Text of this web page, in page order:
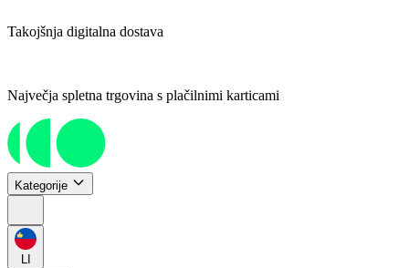
Takojšnja digitalna dostava
Največja spletna trgovina s plačilnimi karticami
Kategorije
LI